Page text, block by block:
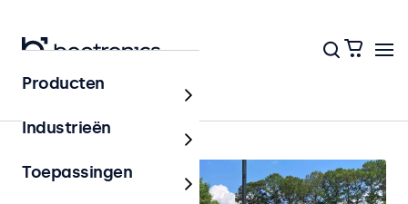
Home
Producten
Industrieën
Toepassingen